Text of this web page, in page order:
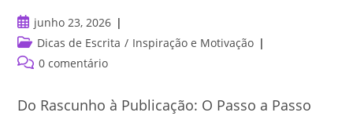
Post
publicado:
junho 23, 2026
Categoria
do
Dicas de Escrita / Inspiração e Motivação
Comentários
0 comentário
Do Rascunho à Publicação: O Passo a Passo